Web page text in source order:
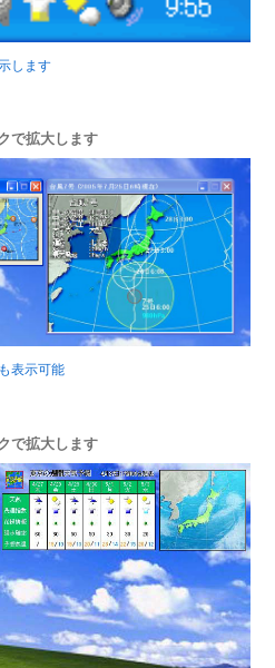
します
で拡大します
表示可能
で拡大します